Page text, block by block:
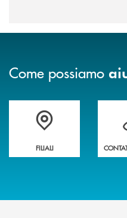
Come possiamo
Trova la filiale più vicina a te
FILIALI
Hai